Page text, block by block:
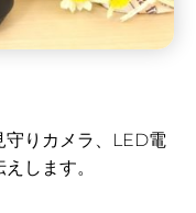
守りカメラ、LED電
します。